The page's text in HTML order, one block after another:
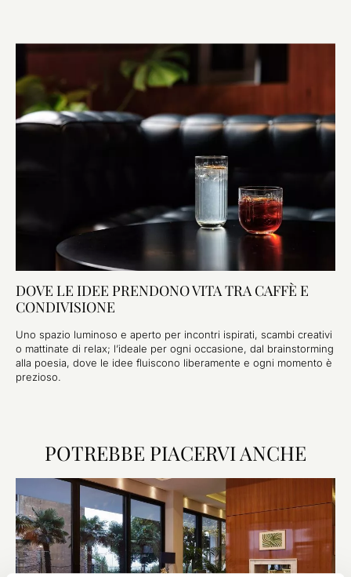
DOVE LE IDEE PRENDONO VITA TRA CAFFÈ E
CONDIVISIONE
Uno spazio luminoso e aperto per incontri ispirati, scambi creativi
o mattinate di relax; l’ideale per ogni occasione, dal brainstorming
alla poesia, dove le idee fluiscono liberamente e ogni momento è
prezioso.
POTREBBE PIACERVI ANCHE